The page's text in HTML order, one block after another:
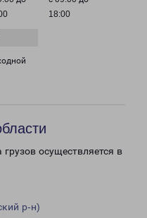
18:00
осуществляется в
р-н)